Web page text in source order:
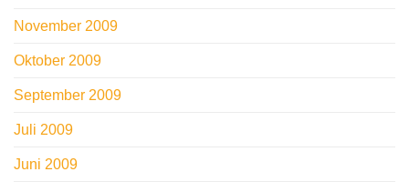
November 2009
Oktober 2009
September 2009
Juli 2009
Juni 2009